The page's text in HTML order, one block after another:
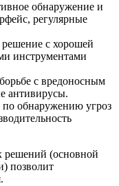
обнаружение и
регулярные
решение с хорошей
инструментами
с вредоносным
антивирусы.
по обнаружению угроз
решений (основной
позволит